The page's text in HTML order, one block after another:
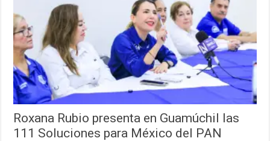
Roxana Rubio presenta en Guamúchil las
111 Soluciones para México del PAN